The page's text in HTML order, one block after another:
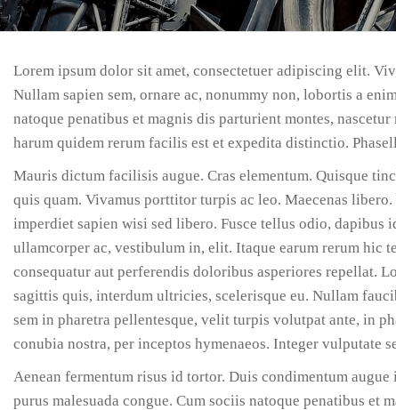
Lorem ipsum dolor sit amet, consectetuer adipiscing elit.
Nullam sapien sem, ornare ac, nonummy non, lobortis a
natoque penatibus et magnis dis parturient montes,
harum quidem rerum facilis est et expedita distinctio.
Mauris dictum facilisis augue. Cras elementum. Quisque
quis quam. Vivamus porttitor turpis ac leo. Maecenas
imperdiet sapien wisi sed libero. Fusce tellus odio, dapibus
ullamcorper ac, vestibulum in, elit. Itaque earum rerum hic
consequatur aut perferendis doloribus asperiores repellat.
sagittis quis, interdum ultricies, scelerisque eu. Nullam
sem in pharetra pellentesque, velit turpis volutpat ante, in
conubia nostra, per inceptos hymenaeos. Integer vulputate
Aenean fermentum risus id tortor. Duis condimentum
purus malesuada congue. Cum sociis natoque penatibus et